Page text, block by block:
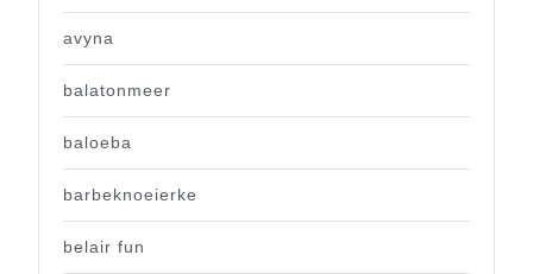
avyna
balatonmeer
baloeba
barbeknoeierke
belair fun